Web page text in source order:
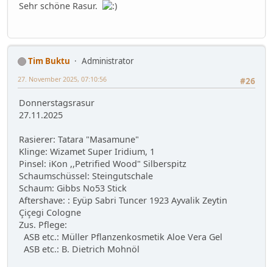
Sehr schöne Rasur.
Tim Buktu
Administrator
#26
27. November 2025, 07:10:56
Donnerstagsrasur
27.11.2025
Rasierer: Tatara "Masamune"
Klinge: Wizamet Super Iridium, 1
Pinsel: iKon ,,Petrified Wood" Silberspitz
Schaumschüssel: Steingutschale
Schaum: Gibbs No53 Stick
Aftershave: : Eyüp Sabri Tuncer 1923 Ayvalik Zeytin
Çiçegi Cologne
Zus. Pflege:
ASB etc.: Müller Pflanzenkosmetik Aloe Vera Gel
ASB etc.: B. Dietrich Mohnöl